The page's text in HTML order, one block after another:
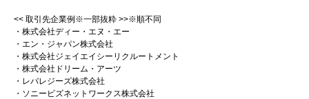
<< 取引先企業例※一部抜粋 >>※順不同
・株式会社ディー・エヌ・エー
・エン・ジャパン株式会社
・株式会社ジェイエイシーリクルートメント
・株式会社ドリーム・アーツ
・レバレジーズ株式会社
・ソニービズネットワークス株式会社